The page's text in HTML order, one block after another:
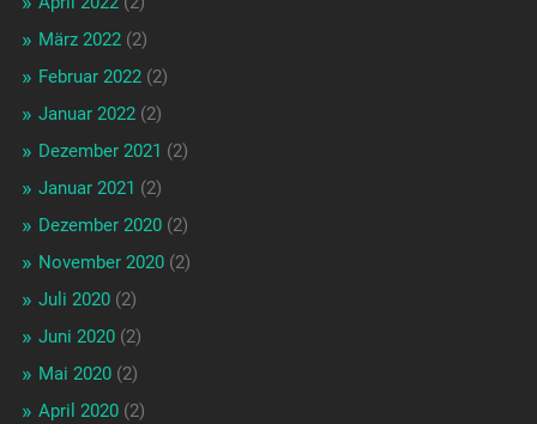
März 2022(2)
Februar 2022(2)
Januar 2022(2)
Dezember 2021 (2)
Januar 2021 (2)
Dezember 2020(2)
November 2020(2)
Juli 2020(2)
Juni 2020(2)
Mai 2020(2)
April 2020(2)